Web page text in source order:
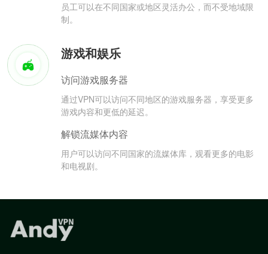
员工可以在不同国家或地区灵活办公，而不受地域限
制。
游戏和娱乐
访问游戏服务器
通过VPN可以访问不同地区的游戏服务器，享受更多
游戏内容和更低的延迟。
解锁流媒体内容
用户可以访问不同国家的流媒体库，观看更多的电影
和电视剧。